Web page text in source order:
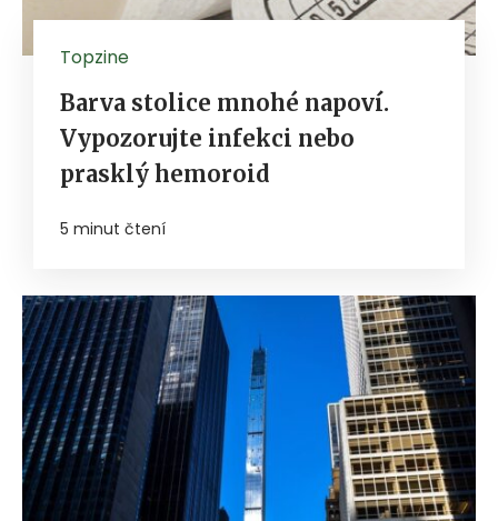
Topzine
Barva stolice mnohé napoví.
Vypozorujte infekci nebo
prasklý hemoroid
5 minut čtení